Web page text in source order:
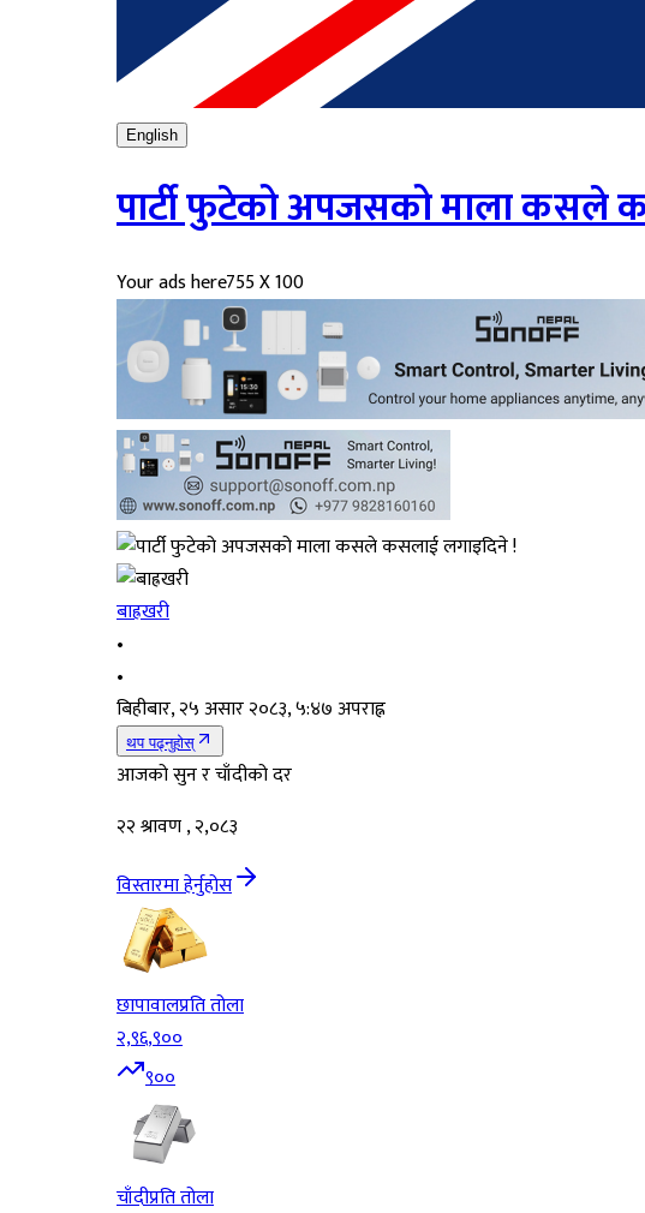
English
पार्टी फुटेको अपजसको माला कसले
Your ads here755 X 100
बाह्रखरी
•
•
बिहीबार, २५ असार २०८३, ५:४७ अपराह्न
थप पढ्नुहोस्
आजको सुन र चाँदीको दर
२२ श्रावण , २,०८३
विस्तारमा हेर्नुहोस
छापावालप्रति तोला
२,९६,९००
९००
चाँदीप्रति तोला